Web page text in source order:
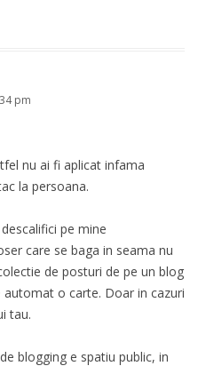
pm
nu ai fi aplicat infama
la persoana.
pe mine
care se baga in seama nu
de posturi de pe un blog
o carte. Doar in cazuri
tau.
blogging e spatiu public, in